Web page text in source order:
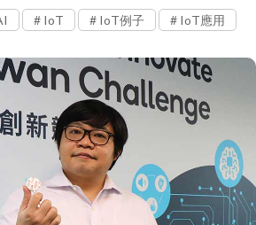
IoT IoT例子 IoT應用